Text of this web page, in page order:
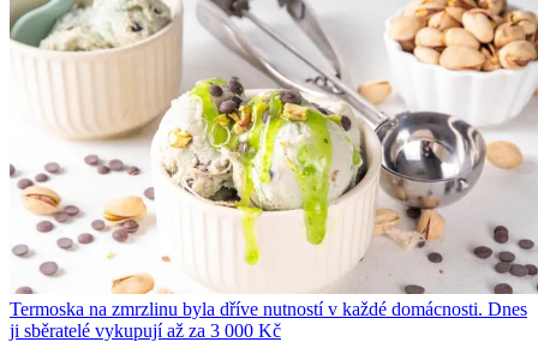
Termoska na zmrzlinu byla dříve nutností v každé domácnosti. Dnes
ji sběratelé vykupují až za 3 000 Kč